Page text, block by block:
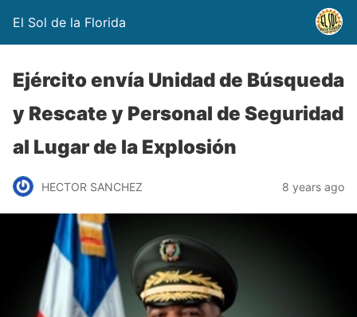
El Sol de la Florida
Ejército envía Unidad de Búsqueda
y Rescate y Personal de Seguridad
al Lugar de la Explosión
HECTOR SANCHEZ 8 years ago